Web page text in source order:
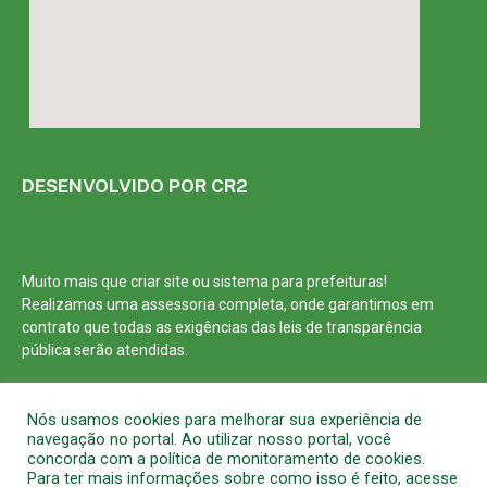
DESENVOLVIDO POR CR2
Muito mais que criar site ou sistema para prefeituras!
Realizamos umaassessoriacompleta, onde garantimos em
contrato que todas as exigências das leis de transparência
públicaserão atendidas.
Nós usamos cookies para melhorar sua experiência de
navegação no portal. Ao utilizar nosso portal, você
concorda com a política de monitoramento de cookies.
Para ter mais informações sobre como isso é feito, acesse